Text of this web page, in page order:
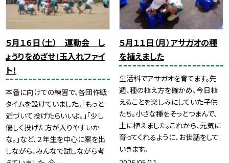
５月１６日（土） 運動会 し
ょうりをめざせ！玉入れファイ
ト！
本番に向けての練習で、各団作戦
タイムを設けていました。「もっと
近づいて投げたらいいよ。」「少し
優しく投げた方が入りやすいか
な。」など、２年生を中心に案を出
しながら、みんなで試しながら考
５月１１日（月）アサガオの種
を植えました
生活科でアサガオを育てます。先
週、種の植え方を確かめ、今日植
えることを楽しみにしていた子供
たち。小さな種をそっとつまんで、
土に植えました。これから、元気に
育ってくれるように、お世話をして
いきます。